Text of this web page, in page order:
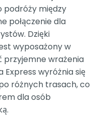
podróży między
połączenie dla
Dzięki
wyposażony w
przyjemne wrażenia
Express wyróżnia się
różnych trasach, co
dla osób